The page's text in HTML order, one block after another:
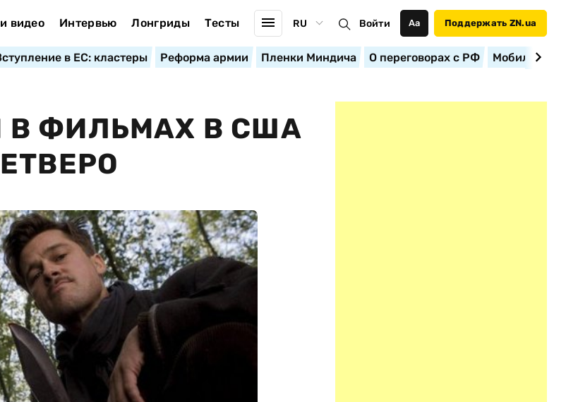
видео Интервью Лонгриды Тесты RU Войти Аа Поддержать ZN.ua
в ЕС: кластеры Реформа армии Пленки Миндича О переговорах с РФ
В ФИЛЬМАХ В США